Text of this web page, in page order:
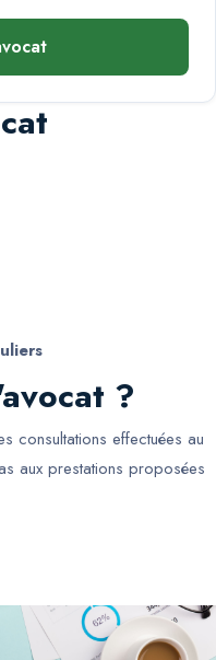
?
consultations effectuées au
aux prestations proposées